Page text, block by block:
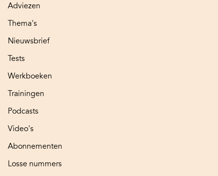
Adviezen
Thema's
Nieuwsbrief
Tests
Werkboeken
Trainingen
Podcasts
Video's
Abonnementen
Losse nummers